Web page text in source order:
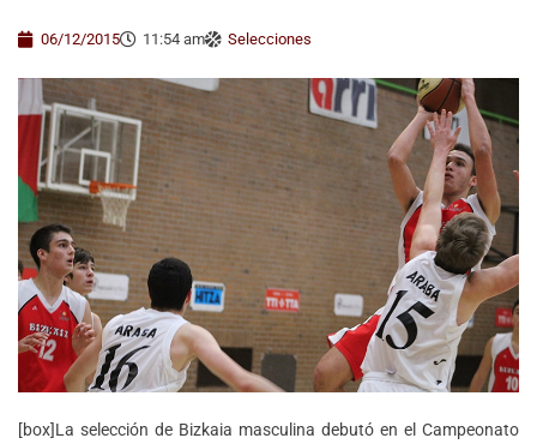
06/12/2015 11:54 am Selecciones
[box]La selección de Bizkaia masculina debutó en el Campeonato